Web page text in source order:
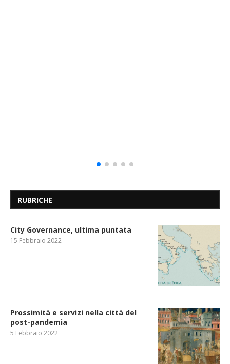
RUBRICHE
City Governance, ultima puntata
15 Febbraio 2022
Prossimità e servizi nella città del
post-pandemia
5 Febbraio 2022